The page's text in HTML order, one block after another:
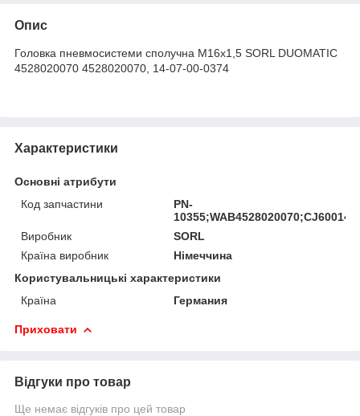
Опис
Головка пневмосистеми сполучна М16х1,5 SORL DUOMATIC
4528020070 4528020070, 14-07-00-0374
Характеристики
Основні атрибути
Код запчастини
PN-
Виробник
SORL
Країна виробник
Німеччина
Користувальницькі характеристики
Країна
Германия
Приховати
Відгуки про товар
Ще немає відгуків про цей товар